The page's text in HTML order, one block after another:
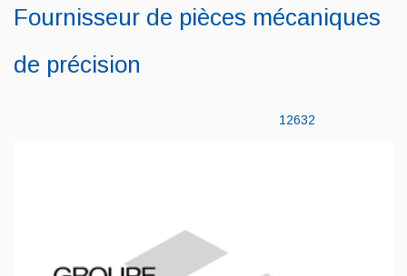
Fournisseur de pièces mécaniques
de précision
12632